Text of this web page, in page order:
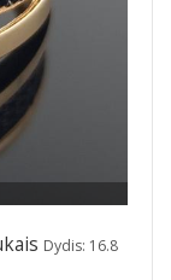
Dydis: 16.8